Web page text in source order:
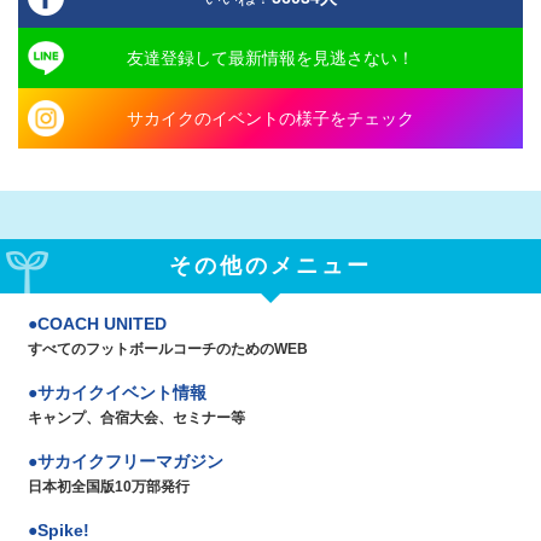
友達登録して最新情報を見逃さない！
サカイクのイベントの様子をチェック
その他のメニュー
COACH UNITED
すべてのフットボールコーチのためのWEB
サカイクイベント情報
キャンプ、合宿大会、セミナー等
サカイクフリーマガジン
日本初全国版10万部発行
Spike!